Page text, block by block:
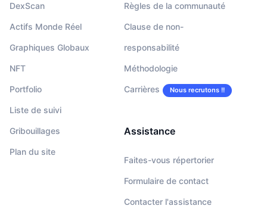
DexScan
Actifs Monde Réel
Graphiques Globaux
NFT
Portfolio
Liste de suivi
Gribouillages
Plan du site
Règles de la communauté
Clause de non-
responsabilité
Méthodologie
Carrières Nous recrutons !!
Assistance
Faites-vous répertorier
Formulaire de contact
Contacter l'assistance